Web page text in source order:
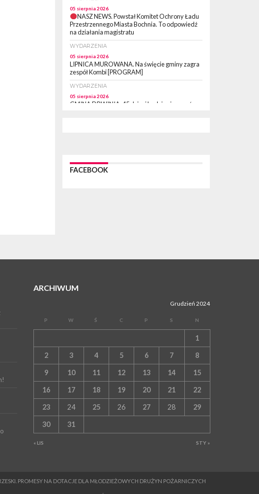
05 sierpnia 2026
NASZ NEWS. Powstał Komitet Ochrony Ładu
Przestrzennego Miasta Bochnia. To odpowiedź
na działania magistratu
WYDARZENIA
05 sierpnia 2026
LIPNICA MUROWANA. Na święcie gminy zagra
zespół Kombi [PROGRAM]
WYDARZENIA
05 sierpnia 2026
GMINA DRWINIA. 45 dzieci będzie się uczyć
WYDARZENIA
WYDARZENIA
BRZESKO. Śledczy wyjaśniają, jak doszło do
cztery dni radosnej muzyki [PROGRAM
KONCERTÓW]
SPORT
04 sierpnia 2026
BOCHNIA. W niedzielę XXXII Memoriałowy
Bieg Majora Bacy!
04 sierpnia 2026
MAŁOPOLSKA. Liczba stulatków wciąż rośnie
FACEBOOK
ARCHIWUM
Grudzień 2024
P W Ś C P S N
« LIS STY »
1
2 3 4 5 6 7 8
9 10 11 12 13 14 15
16 17 18 19 20 21 22
23 24 25 26 27 28 29
30 31
PROMESY NA DOTACJE DLA MŁODZIEŻOWYCH DRUŻYN POŻARNICZYCH